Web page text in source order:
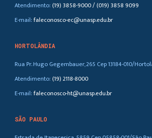
Atendimento:(19) 3858-9000 / (019) 3858 9099
E-mail:faleconosco-ec@unasp.edu.br
HORTOLÂNDIA
Rua Pr. Hugo Gegembauer, 265 Cep 13184-010/
Atendimento:(19) 2118-8000
E-mail:faleconosco-ht@unasp.edu.br
SÃO PAULO